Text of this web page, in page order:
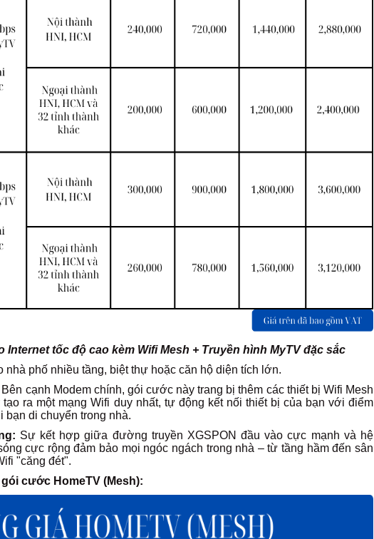
Internet tốc độ cao kèm Wifi Mesh + Truyền hình MyTV đặc sắc
phố nhiều tầng, biệt thự hoặc căn hộ diện tích lớn.
Bên cạnh Modem chính, gói cước này trang bị thêm các thiết bị Wifi Mesh
ra một mạng Wifi duy nhất, tự động kết nối thiết bị của bạn với điểm
bạn di chuyển trong nhà.
Sự kết hợp giữa đường truyền XGSPON đầu vào cực mạnh và hệ
cực rộng đảm bảo mọi ngóc ngách trong nhà – từ tầng hầm đến sân
"căng đét".
cước HomeTV (Mesh):